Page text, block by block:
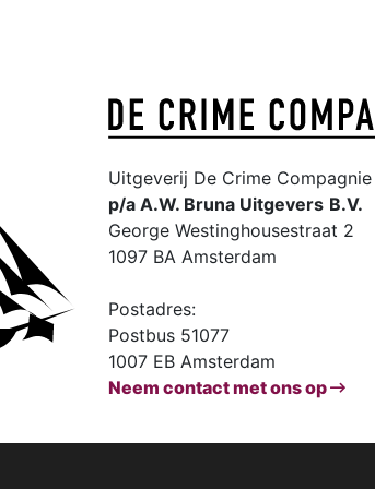
Uitgeverij De Crime Compagnie
p/a A.W. Bruna Uitgevers B.V.
George Westinghousestraat 2
1097 BA Amsterdam
Postadres:
Postbus 51077
1007 EB Amsterdam
Neem contact met ons op